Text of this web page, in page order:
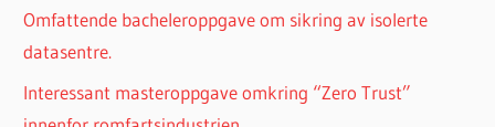
Omfattende bacheleroppgave om sikring av isolerte
datasentre.
Interessant masteroppgave omkring “Zero Trust”